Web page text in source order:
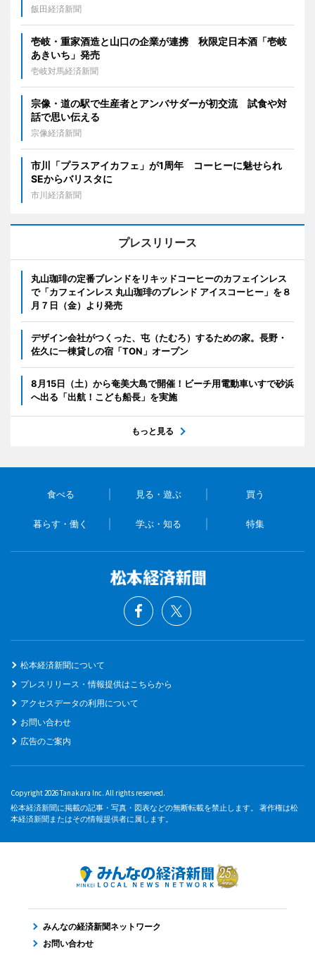
飯田経済新聞
壱岐・重家酒造と山口の企業が連携 秋限定日本酒「壱岐
あきいち」発売
壱岐対馬経済新聞
宗像・道の駅で生産者とアンバサダーが初交流 試食や対
話で思い伝える
宗像経済新聞
市川「プラスアイカフェ」が1周年 コーヒーに魅せられ
SEからバリスタに
市川経済新聞
プレスリリース
丸山珈琲の定番ブレンドをリキッドコーヒーのカフェインレス
で「カフェインレス 丸山珈琲のブレンド アイスコーヒー」を８
月７日（金）より発売
デザイン会社がつくった、屯（たむろ）するための家。長野・
佐久に一棟貸しの宿「TON」オープン
8月15日（土）から奄美大島で開催！ビーチ用電動車いすで砂浜
へ出る「出航！こども船長」を実施
もっと見る
食べる 見る・遊ぶ 買う
暮らす・働く 学ぶ・知る 特集
松本経済新聞について
プレスリリース・情報提供はこちらから
アクセスデータの利用について
お問い合わせ
広告のご案内
Copyright 2026 Tanakara Inc. All rights reserved.
松本経済新聞に掲載の記事・写真・図表などの無断転載を禁止します。 著作権は松
本経済新聞またはその情報提供者に属します。
みんなの経済新聞ネットワーク
お問い合わせ